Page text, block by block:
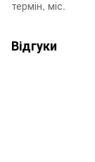
термін, міс.
Відгуки